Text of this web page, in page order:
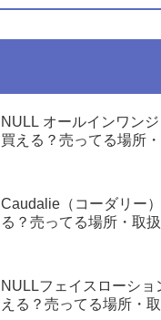
NULL オールインワン
買える？売ってる場所
Caudalie（コーダリー
る？売ってる場所・取
NULLフェイスローショ
える？売ってる場所・